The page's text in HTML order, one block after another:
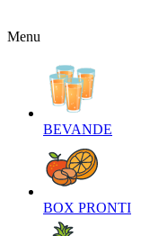
Menu
BEVANDE‎
BOX PRONTI‎